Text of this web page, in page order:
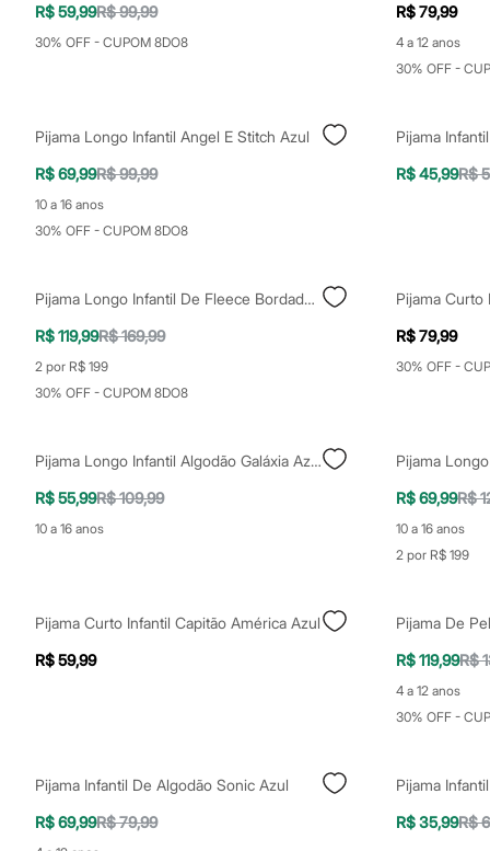
Shorts e Bermudas
Tops
Pijamas
Moda praia
Maiôs
Saídas de praia
Blusas e Camisetas
Calças
Casacos e Jaquetas
Jeans
Moda esportiva
Shorts e Saias
Em alta
Dia dos Pais
Inverno
Novidades
Roupas
Casacos e Jaquetas
Polos
Óculos
Calçados
Botas
R$ 59,99R$ 99,99
30% OFF - CUPOM 8DO8
R$ 79,99
4 a 12 anos
30% OFF -
Pijama Longo Infantil Angel E Stitch Azul
R$ 69,99R$ 99,99
10 a 16 anos
30% OFF - CUPOM 8DO8
R$ 45,99R$
Pijama Longo Infantil De Fleece Bordado Cinza
R$ 119,99R$ 169,99
2 por R$ 199
30% OFF - CUPOM 8DO8
R$ 79,99
30% OFF -
Pijama Longo Infantil Algodão Galáxia Azul
R$ 55,99R$ 109,99
10 a 16 anos
R$ 69,99R$
10 a 16 anos
2 por R$ 199
Pijama Curto Infantil Capitão América Azul
R$ 59,99
R$ 119,99R$
4 a 12 anos
30% OFF -
Pijama Infantil De Algodão Sonic Azul
R$ 69,99R$ 79,99
Pijama
R$ 35,99R$